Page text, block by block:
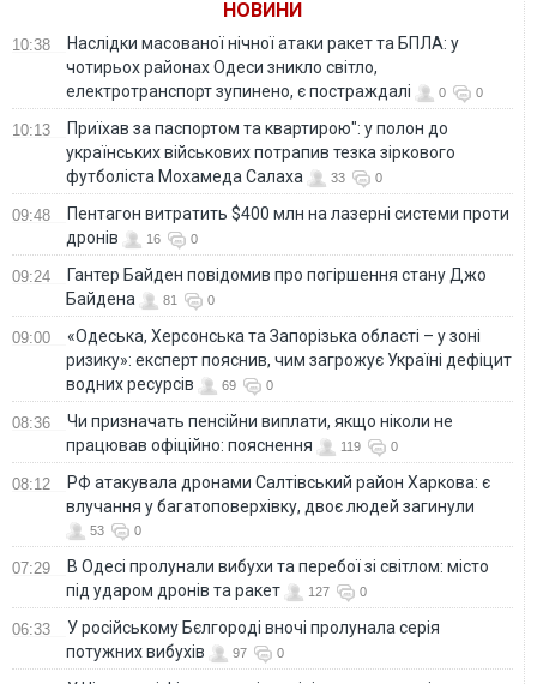
НОВИНИ
10:38
Наслідки масованої нічної атаки ракет та БПЛА: у
чотирьох районах Одеси зникло світло,
електротранспорт зупинено, є постраждалі
0 0
10:13
Приїхав за паспортом та квартирою": у полон до
українських військових потрапив тезка зіркового
футболіста Мохамеда Салаха
33 0
09:48
Пентагон витратить $400 млн на лазерні системи проти
дронів
16 0
09:24
Гантер Байден повідомив про погіршення стану Джо
Байдена
81 0
09:00
«Одеська, Херсонська та Запорізька області – у зоні
ризику»: експерт пояснив, чим загрожує Україні дефіцит
водних ресурсів
69 0
08:36
Чи призначать пенсійни виплати, якщо ніколи не
працював офіційно: пояснення
119 0
08:12
РФ атакувала дронами Салтівський район Харкова: є
влучання у багатоповерхівку, двоє людей загинули
53 0
07:29
В Одесі пролунали вибухи та перебої зі світлом: місто
під ударом дронів та ракет
127 0
06:33
У російському Бєлгороді вночі пролунала серія
потужних вибухів
97 0